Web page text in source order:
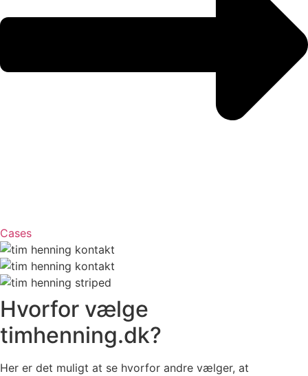
Cases
Hvorfor vælge
timhenning.dk?
Her er det muligt at se hvorfor andre vælger, at